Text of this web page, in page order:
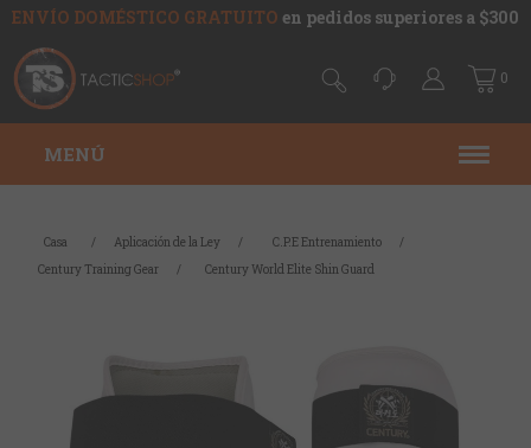
ENVÍO DOMÉSTICO GRATUITO en pedidos superiores a $300
0
MENÚ
Casa / Aplicación de la Ley / C.P.E Entrenamiento
/
Century Training Gear
/ Century World Elite Shin Guard